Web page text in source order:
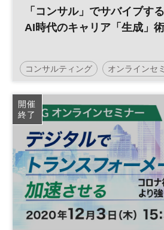
「コンサル」でサバイブする
AI時代のキャリア「生成」術
コンサルティング オンラインセ
日経転職版 生成AI 人工知能
働き方 参加無料
開催
終了